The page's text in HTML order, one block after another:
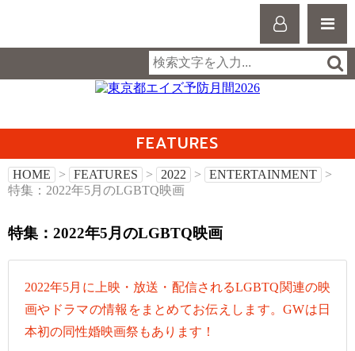
FEATURES
HOME > FEATURES > 2022 > ENTERTAINMENT
>
特集：2022年5月のLGBTQ映画
特集：2022年5月のLGBTQ映画
2022年5月に上映・放送・配信されるLGBTQ関連の映
画やドラマの情報をまとめてお伝えします。GWは日
本初の同性婚映画祭もあります！